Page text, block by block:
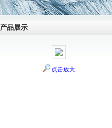
产品展示
点击放大